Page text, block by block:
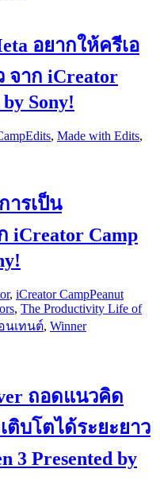
อยากให้ครีเอ
จาก iCreator
Sony!
Edits, Made with Edits,
ารเป็น
iCreator Camp
, iCreator CampPeanut
, The Productivity Life of
นเทนต์, Winner
ถอดแนวคิด
บโตได้ระยะยาว
3 Presented by